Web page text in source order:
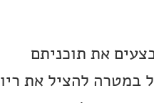
את תוכניתם
במטרה להציל את ריו